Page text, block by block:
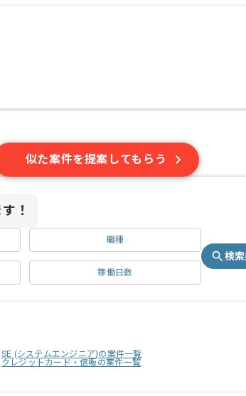
似た案件を提案してもらう
！
職種
稼働日数
検
SE (システムエンジニア)の案件一覧
クレジットカード・信販の案件一覧